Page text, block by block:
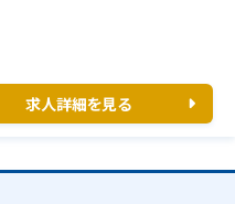
求人詳細を見る